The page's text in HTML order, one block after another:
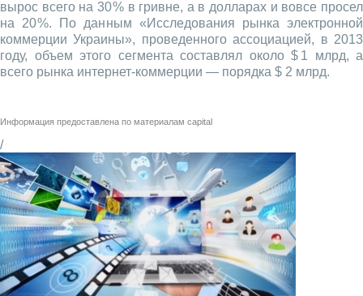
вырос всего на 30 % в гривне, а в долларах и вовсе просел
на 20 %. По данным «Исследования рынка электронной
коммерции Украины», проведенного ассоциацией, в 2013
году, объем этого сегмента составлял около $ 1 млрд, а
всего рынка интернет-коммерции — порядка $ 2 млрд.
Информация предоставлена по материалам capital
/